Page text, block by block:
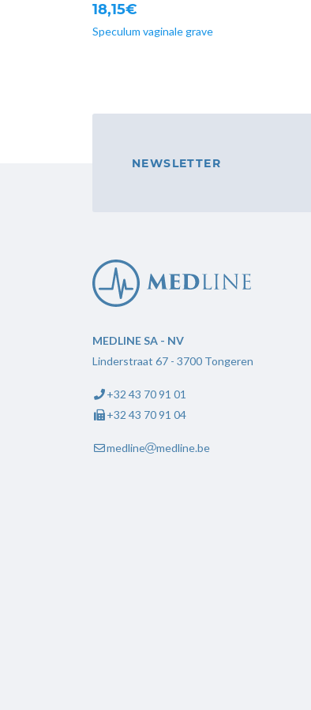
18,15€
Speculum vaginale grave
NEWSLETTER
MEDLINE SA - NV
Linderstraat 67 - 3700 Tongeren
+32 43 70 91 01
+32 43 70 91 04
medline medline.be